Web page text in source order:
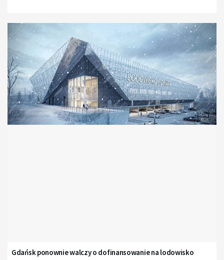
Gdańsk ponownie walczy o dofinansowanie na lodowisko